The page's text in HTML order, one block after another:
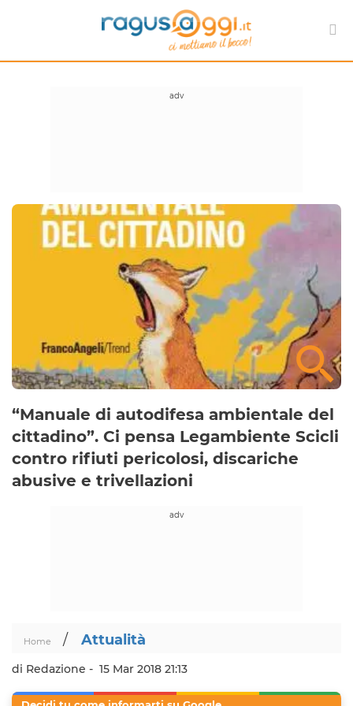
“Manuale di autodifesa ambientale del
cittadino”. Ci pensa Legambiente Scicli
contro rifiuti pericolosi, discariche
abusive e trivellazioni
Home / Attualità
di Redazione - 15 Mar 2018 21:13